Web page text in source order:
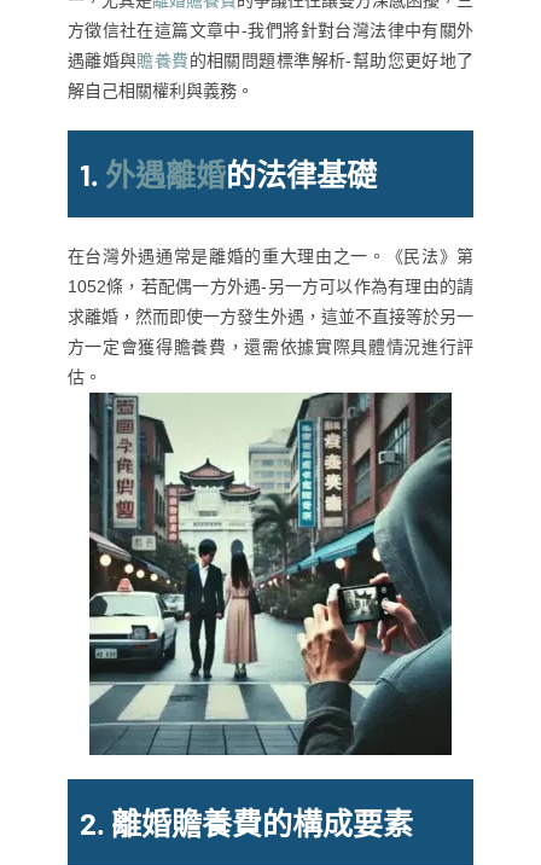
方徵信社在這篇文章中-我們將針對台灣法律中有關外
遇離婚與贍養費的相關問題標準解析-幫助您更好地了
解自己相關權利與義務。
1. 外遇離婚的法律基礎
在台灣外遇通常是離婚的重大理由之一。《民法》第
1052條，若配偶一方外遇-另一方可以作為有理由的請
求離婚，然而即使一方發生外遇，這並不直接等於另一
方一定會獲得贍養費，還需依據實際具體情況進行評
估。
2. 離婚贍養費的構成要素